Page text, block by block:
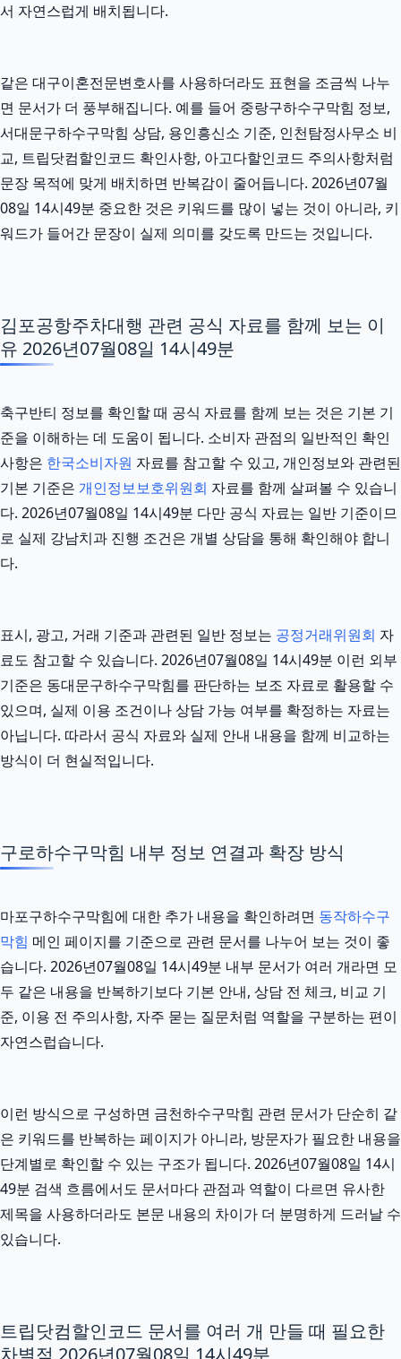
서 자연스럽게 배치됩니다.
같은 대구이혼전문변호사를 사용하더라도 표현을 조금씩 나누
면 문서가 더 풍부해집니다. 예를 들어 중랑구하수구막힘 정보,
서대문구하수구막힘 상담, 용인흥신소 기준, 인천탐정사무소 비
교, 트립닷컴할인코드 확인사항, 아고다할인코드 주의사항처럼
문장 목적에 맞게 배치하면 반복감이 줄어듭니다. 2026년07월
08일 14시49분 중요한 것은 키워드를 많이 넣는 것이 아니라, 키
워드가 들어간 문장이 실제 의미를 갖도록 만드는 것입니다.
김포공항주차대행 관련 공식 자료를 함께 보는 이
유 2026년07월08일 14시49분
축구반티 정보를 확인할 때 공식 자료를 함께 보는 것은 기본 기
준을 이해하는 데 도움이 됩니다. 소비자 관점의 일반적인 확인
사항은 한국소비자원 자료를 참고할 수 있고, 개인정보와 관련된
기본 기준은 개인정보보호위원회 자료를 함께 살펴볼 수 있습니
다. 2026년07월08일 14시49분 다만 공식 자료는 일반 기준이므
로 실제 강남치과 진행 조건은 개별 상담을 통해 확인해야 합니
다.
표시, 광고, 거래 기준과 관련된 일반 정보는 공정거래위원회 자
료도 참고할 수 있습니다. 2026년07월08일 14시49분 이런 외부
기준은 동대문구하수구막힘를 판단하는 보조 자료로 활용할 수
있으며, 실제 이용 조건이나 상담 가능 여부를 확정하는 자료는
아닙니다. 따라서 공식 자료와 실제 안내 내용을 함께 비교하는
방식이 더 현실적입니다.
구로하수구막힘 내부 정보 연결과 확장 방식
마포구하수구막힘에 대한 추가 내용을 확인하려면 동작하수구
막힘 메인 페이지를 기준으로 관련 문서를 나누어 보는 것이 좋
습니다. 2026년07월08일 14시49분 내부 문서가 여러 개라면 모
두 같은 내용을 반복하기보다 기본 안내, 상담 전 체크, 비교 기
준, 이용 전 주의사항, 자주 묻는 질문처럼 역할을 구분하는 편이
자연스럽습니다.
이런 방식으로 구성하면 금천하수구막힘 관련 문서가 단순히 같
은 키워드를 반복하는 페이지가 아니라, 방문자가 필요한 내용을
단계별로 확인할 수 있는 구조가 됩니다. 2026년07월08일 14시
49분 검색 흐름에서도 문서마다 관점과 역할이 다르면 유사한
제목을 사용하더라도 본문 내용의 차이가 더 분명하게 드러날 수
있습니다.
트립닷컴할인코드 문서를 여러 개 만들 때 필요한
차별점 2026년07월08일 14시49분